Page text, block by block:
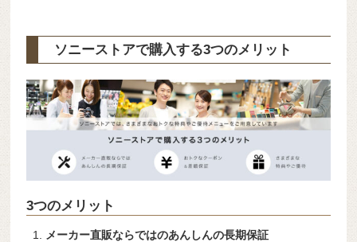
ソニーストアで購入する3つのメリット
3つのメリット
メーカー直販ならではのあんしんの長期保証